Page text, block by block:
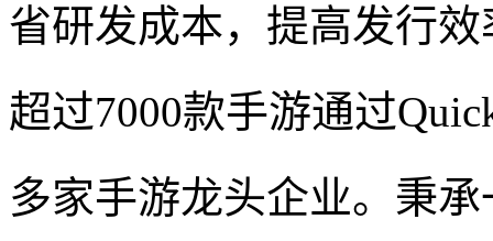
省研发成本，提高发行
超过7000款手游通过
多家手游龙头企业。秉